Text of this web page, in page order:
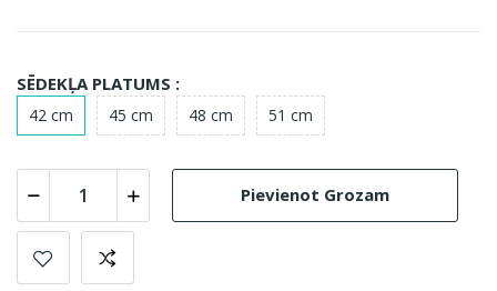
SĒDEKĻA PLATUMS :
42 cm 45 cm 48 cm 51 cm
Pievienot Grozam